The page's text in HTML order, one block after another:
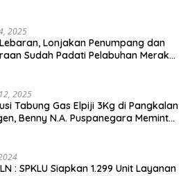
2025
Lonjakan Penumpang dan
Sudah Padati Pelabuhan Merak
2025
Tabung Gas Elpiji 3Kg di Pangkalan
Benny N.A. Puspanegara Meminta
: SPKLU Siapkan 1.299 Unit Layanan